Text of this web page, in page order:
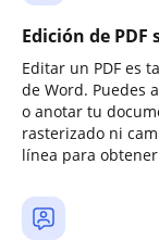
Edición de
Editar un PDF es
de Word. Puedes
o anotar tu
rasterizado ni
línea para